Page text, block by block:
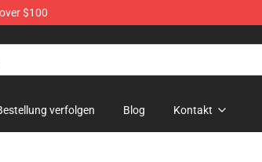
$100
verfolgen Blog Kontakt